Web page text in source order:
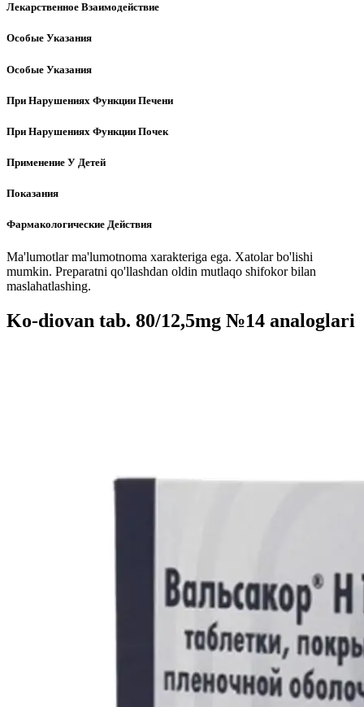
Лекарственное Взаимодействие
Особые Указания
Особые Указания
При Нарушениях Функции Печени
При Нарушениях Функции Почек
Применение У Детей
Показания
Фармакологические Действия
Ma'lumotlar ma'lumotnoma xarakteriga ega. Xatolar bo'lishi
mumkin. Preparatni qo'llashdan oldin mutlaqo shifokor bilan
maslahatlashing.
Ko-diovan tab. 80/12,5mg №14 analoglari